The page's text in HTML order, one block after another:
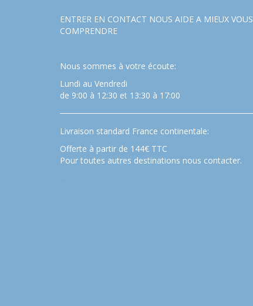
ENTRER EN CONTACT NOUS AIDE A MIEUX VOUS
COMPRENDRE
Nous sommes à votre écoute:
Lundi au Vendredi
de 9:00 à 12:30 et 13:30 à 17:00
Livraison standard France continentale:
Offerte à partir de 144€ TTC
Pour toutes autres destinations nous contacter.
…